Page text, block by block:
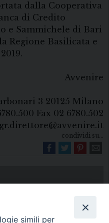
dalla Cooperativa
di Credito
e Sammichele di Bari
Regione Basilicata e
Avvenire
3 20125 Milano
Fax 02 6780.502
condividi su...
simili per